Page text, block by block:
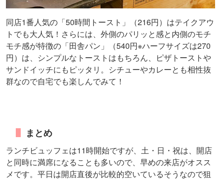
同店1番人気の「50時間トースト」（216円）はテイクアウ
トでも大人気！さらには、外側のパリッと感と内側のモチ
モチ感が特徴の「田舎パン」（540円※ハーフサイズは270
円）は、シンプルなトーストはもちろん、ピザトーストや
サンドイッチにもピッタリ。シチューやカレーとも相性抜
群なので自宅でも楽しんでみて！
まとめ
ランチビュッフェは11時開始ですが、土・日・祝は、開店
と同時に満席になることも多いので、早めの来店がオスス
メです。平日は開店直後が比較的空いているそうなので狙